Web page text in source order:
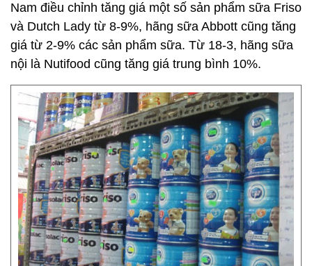
Nam điều chỉnh tăng giá một số sản phẩm sữa Friso
và Dutch Lady từ 8-9%, hãng sữa Abbott cũng tăng
giá từ 2-9% các sản phẩm sữa. Từ 18-3, hãng sữa
nội là Nutifood cũng tăng giá trung bình 10%.